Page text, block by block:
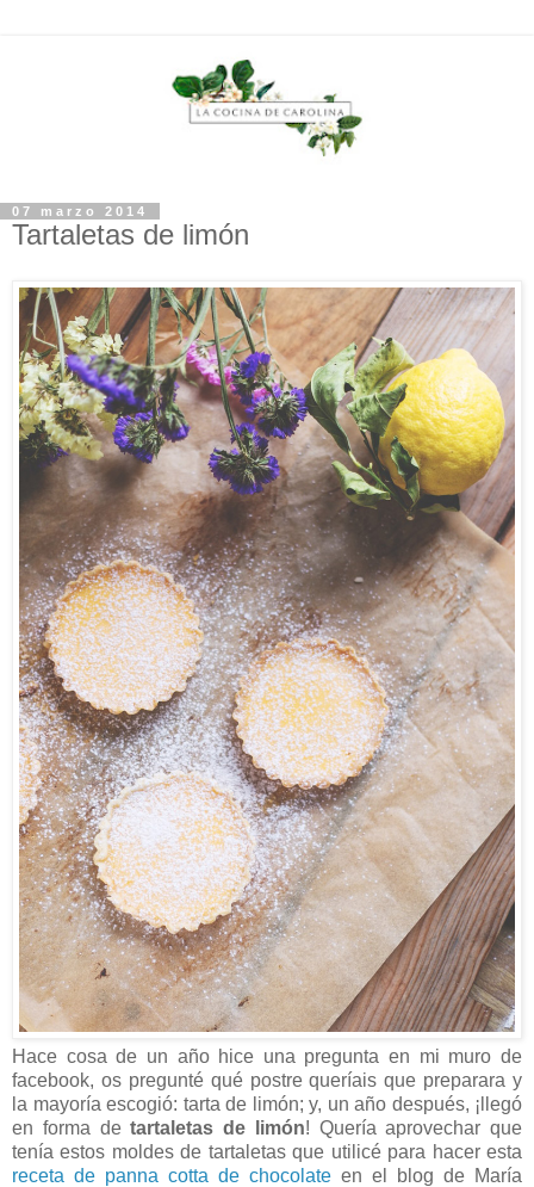
07 marzo 2014
Tartaletas de limón
Hace cosa de un año hice una pregunta en mi muro de
facebook, os pregunté qué postre queríais que preparara y
la mayoría escogió: tarta de limón; y, un año después, ¡llegó
en forma detartaletas de limón! Quería aprovechar que
tenía estos moldes de tartaletas que utilicé para hacer esta
receta de panna cotta de chocolate en el blog de María